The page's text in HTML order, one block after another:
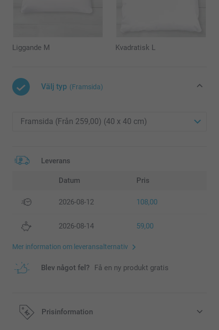
Liggande M Kvadratisk L
Välj typ (Framsida)
Leverans
Datum Pris
2026-08-12 108,00
2026-08-14 59,00
Mer information om leveransalternativ
Blev något fel? Få en ny produkt gratis
Prisinformation